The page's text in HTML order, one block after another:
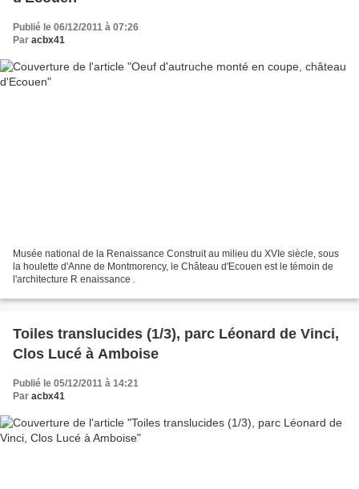
Publié le 06/12/2011 à 07:26
Par acbx41
Musée national de la Renaissance Construit au milieu du XVIe siècle, sous
la houlette d'Anne de Montmorency, le Château d'Ecouen est le témoin de
l'architecture R enaissance .
Toiles translucides (1/3), parc Léonard de Vinci,
Clos Lucé à Amboise
Publié le 05/12/2011 à 14:21
Par acbx41